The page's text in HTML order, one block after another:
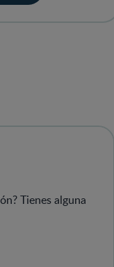
Tienes alguna